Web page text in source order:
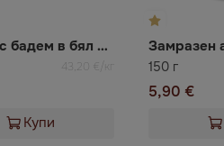
Кайсия с бадем в бял шоколад Rifero
43,20 €/кг
Купи
150 г
5,90 €